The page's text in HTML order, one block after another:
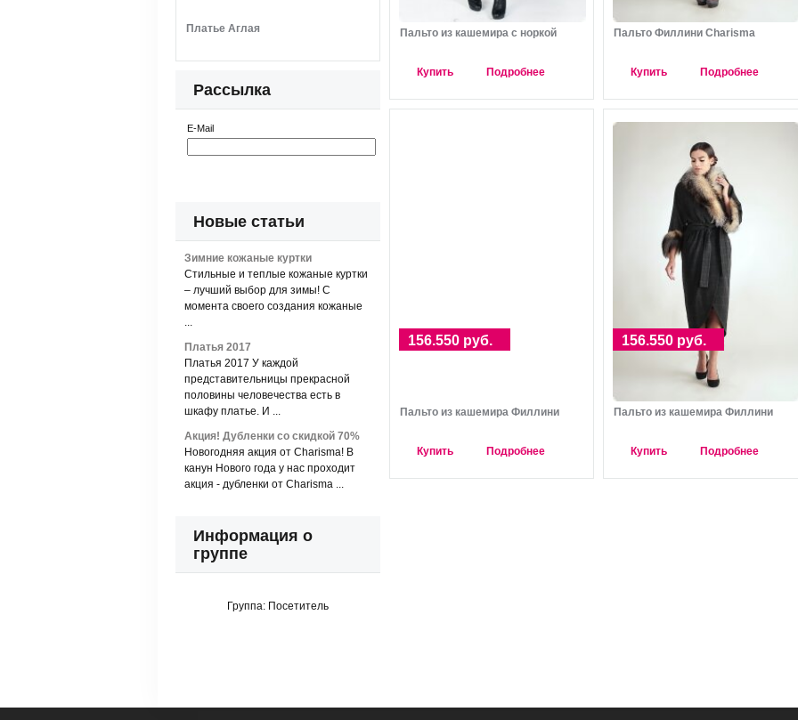
Пальто из кашемира с норкой
Купить Подробнее
Пальто Филлини Charisma
Купить Подробнее
156.550 руб.
Пальто из кашемира Филлини
Купить Подробнее
156.550 руб.
Пальто из кашемира Филлини
Купить Подробнее
Платье Аглая
Рассылка
E-Mail
Новые статьи
Зимние кожаные куртки
Стильные и теплые кожаные куртки
– лучший выбор для зимы! С
момента своего создания кожаные
...
Платья 2017
Платья 2017 У каждой
представительницы прекрасной
половины человечества есть в
шкафу платье. И ...
Акция! Дубленки со скидкой 70%
Новогодняя акция от Charisma! В
канун Нового года у нас проходит
акция - дубленки от Charisma ...
Информация о
группе
Группа: Посетитель